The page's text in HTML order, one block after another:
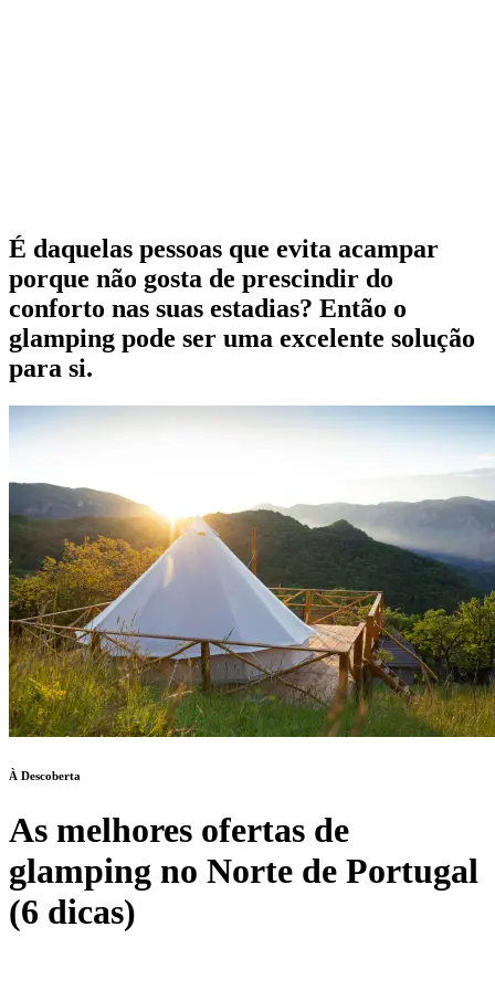
É daquelas pessoas que evita acampar
porque não gosta de prescindir do
conforto nas suas estadias? Então o
glamping pode ser uma excelente solução
para si.
À Descoberta
As melhores ofertas de
glamping no Norte de Portugal
(6 dicas)